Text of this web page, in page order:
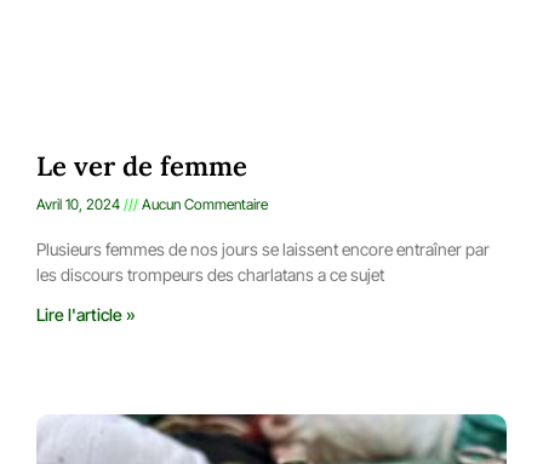
Le ver de femme
Avril 10, 2024 Aucun Commentaire
Plusieurs femmes de nos jours se laissent encore entraîner par
les discours trompeurs des charlatans a ce sujet
Lire l'article »